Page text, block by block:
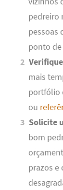
pedreiro
pessoas
ponto
mais
portfólio
ou
Solicite
bom
prazos e